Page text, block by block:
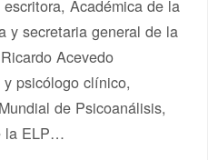
Académica de la
y secretaria general de la
Acevedo
psicólogo clínico,
de Psicoanálisis,
la ELP…